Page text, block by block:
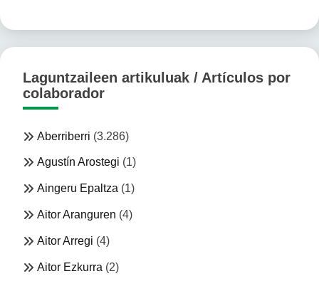
Laguntzaileen artikuluak / Artículos por
colaborador
Aberriberri (3.286)
Agustín Arostegi (1)
Aingeru Epaltza (1)
Aitor Aranguren (4)
Aitor Arregi (4)
Aitor Ezkurra (2)